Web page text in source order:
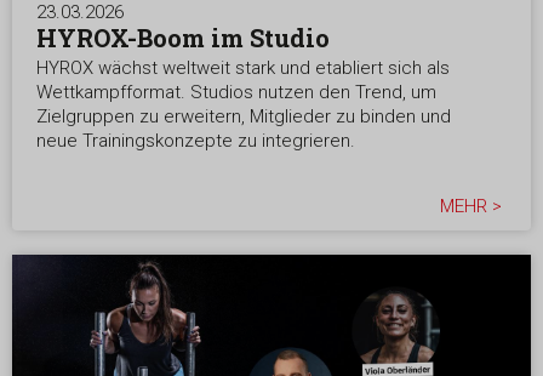
23.03.2026
HYROX-Boom im Studio
HYROX wächst weltweit stark und etabliert sich als
Wettkampfformat. Studios nutzen den Trend, um
Zielgruppen zu erweitern, Mitglieder zu binden und
neue Trainingskonzepte zu integrieren.
MEHR >